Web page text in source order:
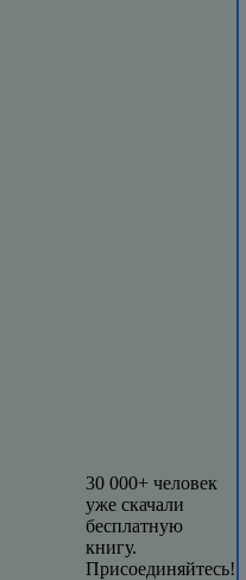
30 000+ человек
уже скачали
бесплатную
книгу.
Присоединяйтесь!